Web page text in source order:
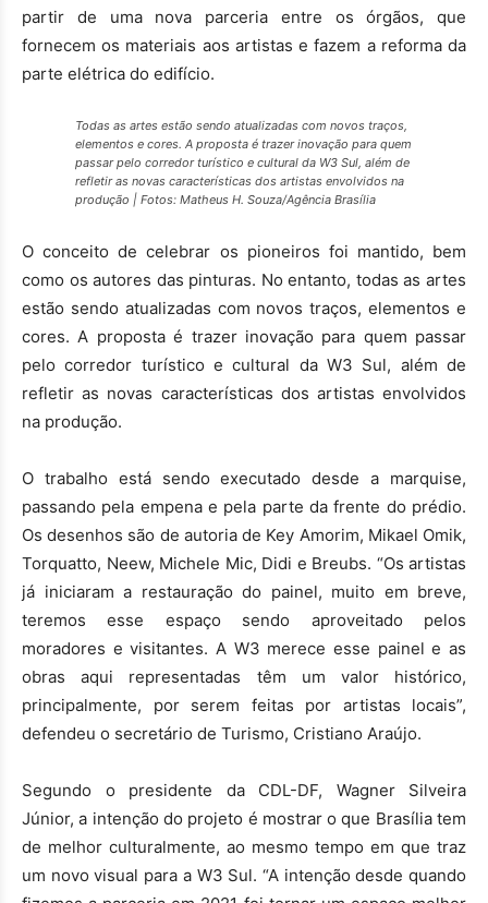
partir de uma nova parceria entre os órgãos, que
fornecem os materiais aos artistas e fazem a reforma da
parte elétrica do edifício.
Todas as artes estão sendo atualizadas com novos traços,
elementos e cores. A proposta é trazer inovação para quem
passar pelo corredor turístico e cultural da W3 Sul, além de
refletir as novas características dos artistas envolvidos na
produção | Fotos: Matheus H. Souza/Agência Brasília
O conceito de celebrar os pioneiros foi mantido, bem
como os autores das pinturas. No entanto, todas as artes
estão sendo atualizadas com novos traços, elementos e
cores. A proposta é trazer inovação para quem passar
pelo corredor turístico e cultural da W3 Sul, além de
refletir as novas características dos artistas envolvidos
na produção.
O trabalho está sendo executado desde a marquise,
passando pela empena e pela parte da frente do prédio.
Os desenhos são de autoria de Key Amorim, Mikael Omik,
Torquatto, Neew, Michele Mic, Didi e Breubs. “Os artistas
já iniciaram a restauração do painel, muito em breve,
teremos esse espaço sendo aproveitado pelos
moradores e visitantes. A W3 merece esse painel e as
obras aqui representadas têm um valor histórico,
principalmente, por serem feitas por artistas locais”,
defendeu o secretário de Turismo, Cristiano Araújo.
Segundo o presidente da CDL-DF, Wagner Silveira
Júnior, a intenção do projeto é mostrar o que Brasília tem
de melhor culturalmente, ao mesmo tempo em que traz
um novo visual para a W3 Sul. “A intenção desde quando